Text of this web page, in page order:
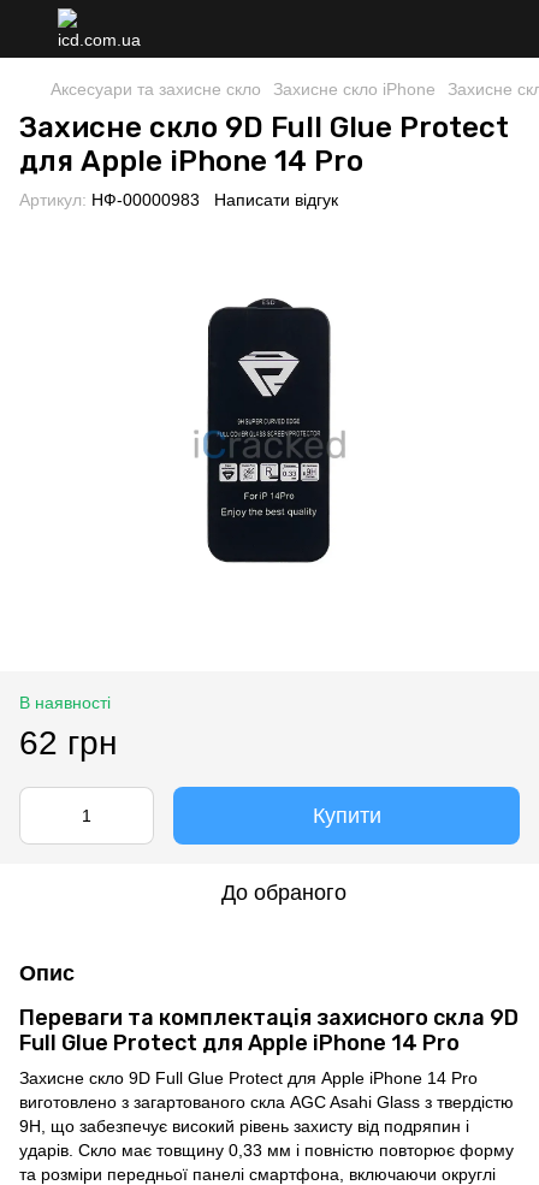
Аксесуари та захисне скло Захисне скло iPhone Захисне
Захисне скло 9D Full Glue Protect
для Apple iPhone 14 Pro
Артикул: НФ-00000983 Написати відгук
В наявності
62 грн
Купити
До обраного
Опис
Переваги та комплектація захисного скла 9D
Full Glue Protect для Apple iPhone 14 Pro
Захисне скло 9D Full Glue Protect для Apple iPhone 14 Pro
виготовлено з загартованого скла AGC Asahi Glass з твердістю
9H, що забезпечує високий рівень захисту від подряпин і
ударів. Скло має товщину 0,33 мм і повністю повторює форму
та розміри передньої панелі смартфона, включаючи округлі